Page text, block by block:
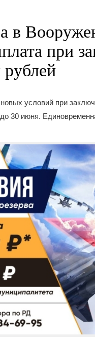
в
при
условий при
30 июня.